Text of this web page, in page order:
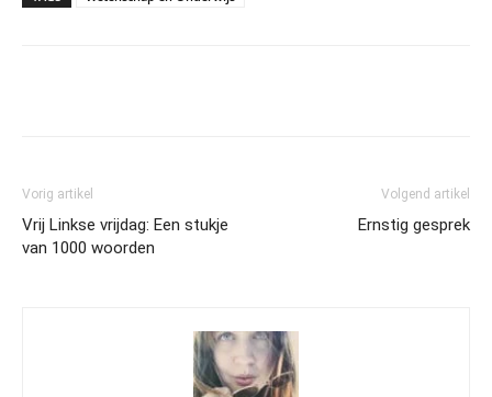
Vorig artikel
Vrij Linkse vrijdag: Een stukje
van 1000 woorden
Volgend artikel
Ernstig gesprek